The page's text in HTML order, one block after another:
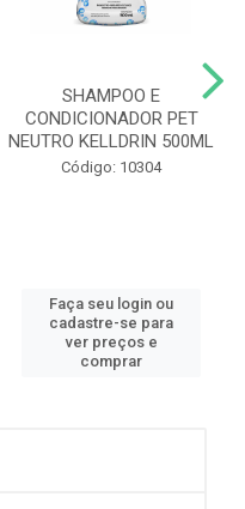
SHAMPOO E
CONDICIONADOR PET
NEUTRO KELLDRIN 500ML
Código: 10304
Faça seu login ou
cadastre-se para
ver preços e
comprar